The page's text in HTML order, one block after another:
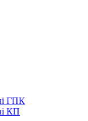
ГПК
КП